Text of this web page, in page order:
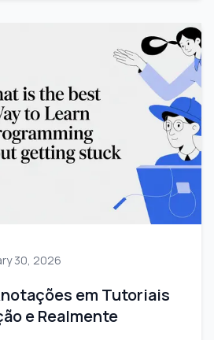
30, 2026
em Tutoriais
e Realmente